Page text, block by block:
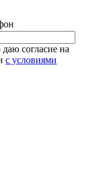
согласие на
с условиями